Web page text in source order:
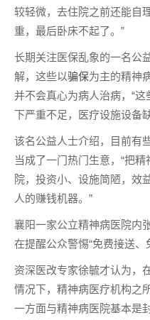
较轻微，去住院之前还能自
重，最后卧床不起了。”
长期关注医保乱象的一名公
解，这些以骗保为主的精神
并不会真心为病人治病，“
下严重不足，医疗设施设备
该名公益人士介绍，目前有
当成了一门热门生意，“把
院，投资小、设施简陋，效
人的赚钱机器。”
襄阳一家公立精神病医院内
在提醒公众警惕“免费接送、
资深医改专家徐毓才认为，
情况下，精神病医疗机构之
一方面与精神病医院基本是